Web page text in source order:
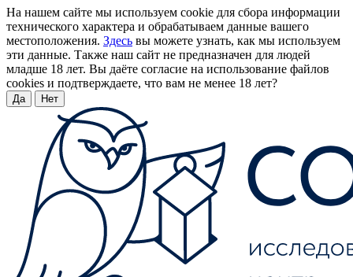
На нашем сайте мы используем cookie для сбора информации
технического характера и обрабатываем данные вашего
местоположения. Здесь вы можете узнать, как мы используем
эти данные. Также наш сайт не предназначен для людей
младше 18 лет. Вы даёте согласие на использование файлов
cookies и подтверждаете, что вам не менее 18 лет?
Да Нет